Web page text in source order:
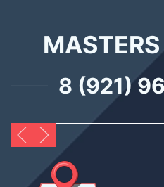
8 (921)